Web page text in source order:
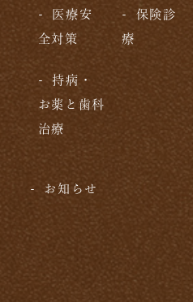
医療安
全対策
保険診
療
持病・
お薬と歯科
治療
お知らせ